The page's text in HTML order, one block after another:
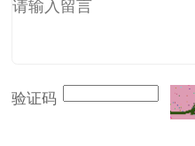
验证码